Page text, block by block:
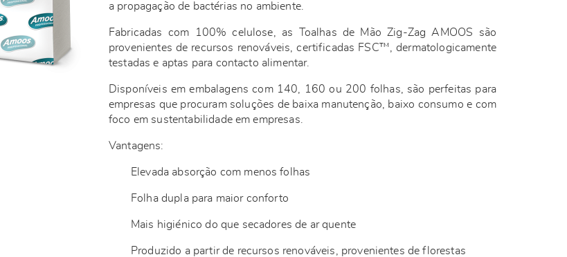
a propagação de bactérias no ambiente.
Fabricadas com 100% celulose, as Toalhas de Mão Zig-Zag AMOOS são
provenientes de recursos renováveis, certificadas FSC™, dermatologicamente
testadas e aptas para contacto alimentar.
Disponíveis em embalagens com 140, 160 ou 200 folhas, são perfeitas para
empresas que procuram soluções de baixa manutenção, baixo consumo e com
foco em sustentabilidade em empresas.
Vantagens:
Elevada absorção com menos folhas
Folha dupla para maior conforto
Mais higiénico do que secadores de ar quente
Produzido a partir de recursos renováveis, provenientes de florestas